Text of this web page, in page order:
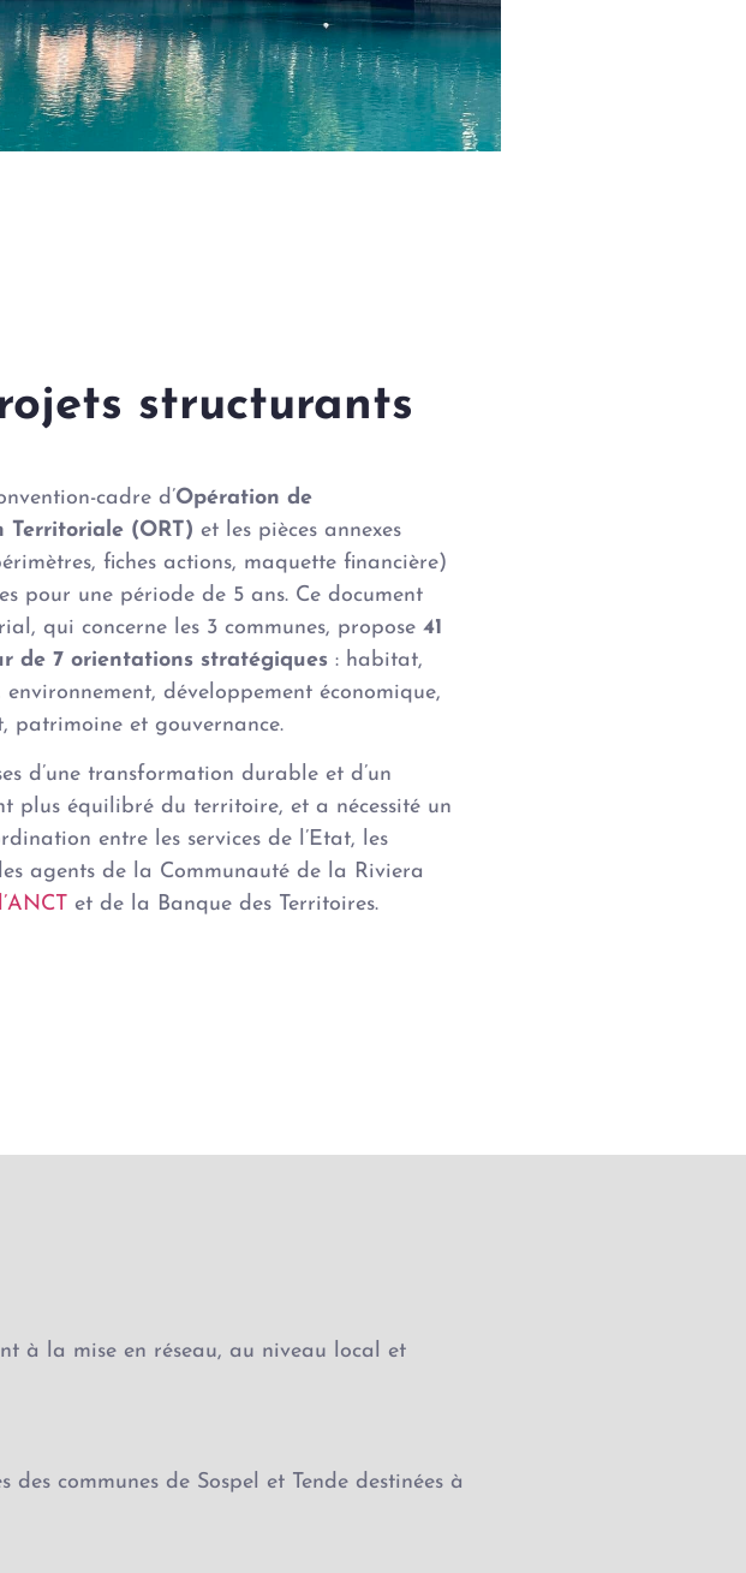
structurants
cadre d’Opération de
Territoriale (ORT) et les pièces annexes
fiches actions, maquette financière)
pour une période de 5 ans. Ce document
qui concerne les 3 communes, propose 41
de 7 orientations stratégiques : habitat,
développement économique,
patrimoine et gouvernance.
d’une transformation durable et d’un
plus équilibré du territoire, et a nécessité un
entre les services de l’Etat, les
agents de la Communauté de la Riviera
l’ANCT et de la Banque des Territoires.
à la mise en réseau, au niveau local et
communes de Sospel et Tende destinées à